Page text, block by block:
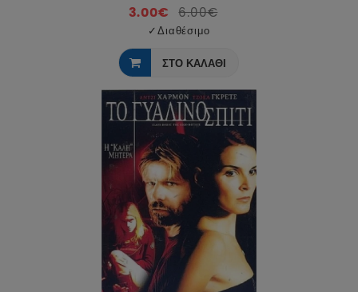
3.00€ 6.00€
✓Διαθέσιμο
ΣΤΟ ΚΑΛΑΘΙ